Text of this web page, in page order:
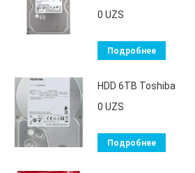
0 UZS
Подробнее
HDD 6TB Toshiba
0 UZS
Подробнее